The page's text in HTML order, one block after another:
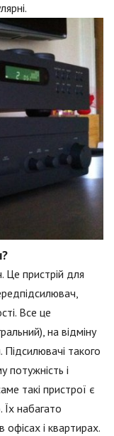
Це пристрій для
Все це
на відміну
такого
потужність і
такі пристрої є
набагато
і квартирах.